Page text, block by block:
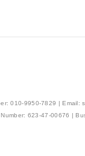
010-9950-7829 | Email:
623-47-00676 |